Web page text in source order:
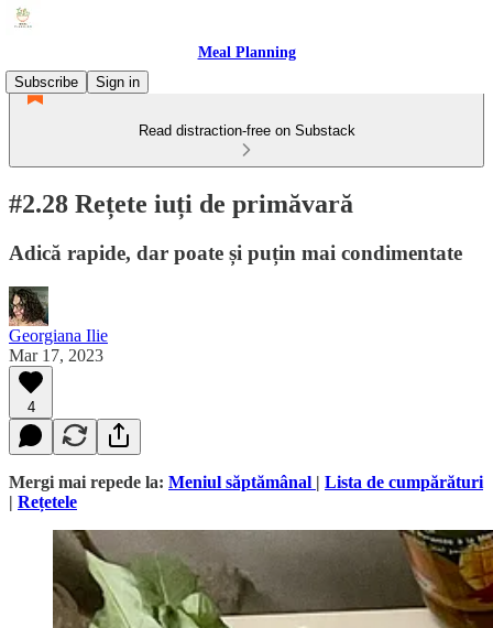
Meal Planning
Subscribe
Sign in
Read distraction-free on Substack
#2.28 Rețete iuți de primăvară
Adică rapide, dar poate și puțin mai condimentate
Georgiana Ilie
Mar 17, 2023
4
Mergi mai repede la: Meniul săptămânal | Lista de cumpărături
| Rețetele